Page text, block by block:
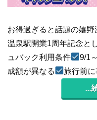
お得過ぎると話題の嬉
温泉駅開業1周年記念と
ュバック利用条件
9/1
成額が異なる
旅行前
...